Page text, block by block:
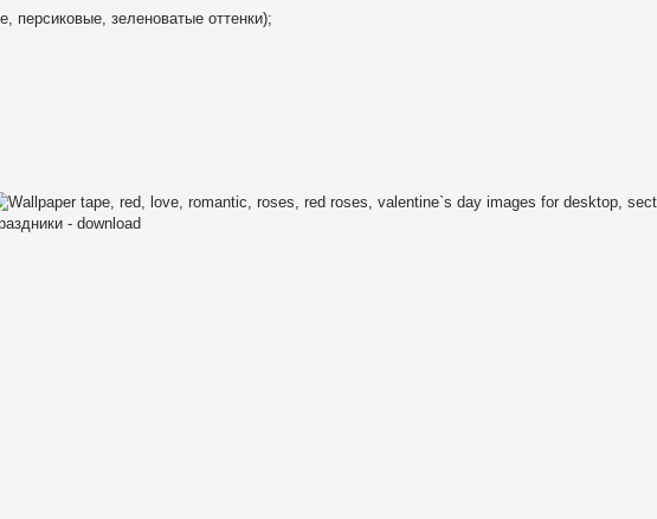
персиковые, зеленоватые оттенки);